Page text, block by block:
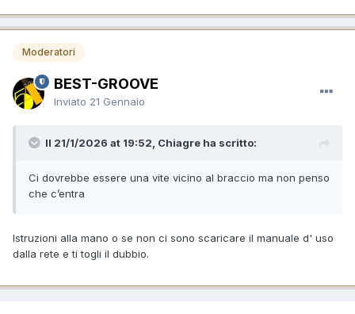
Moderatori
BEST-GROOVE
Inviato 21 Gennaio
Il 21/1/2026 at 19:52, Chiagre ha scritto:
Ci dovrebbe essere una vite vicino al braccio ma non penso
che c’entra
Istruzioni alla mano o se non ci sono scaricare il manuale d' uso
dalla rete e ti togli il dubbio.